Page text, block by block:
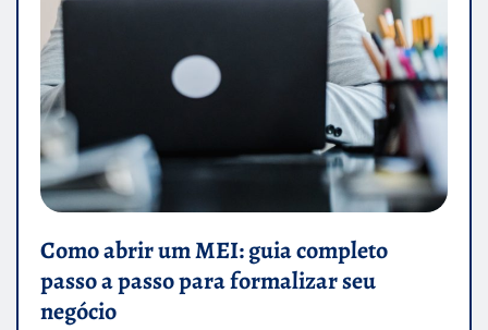
Como abrir um MEI: guia completo
passo a passo para formalizar seu
negócio